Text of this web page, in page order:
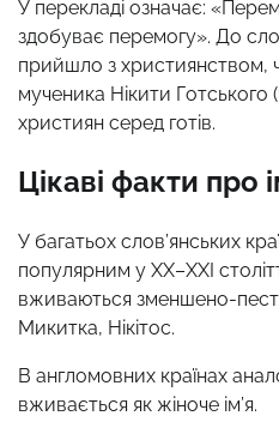
У перекладі означає:
здобуває перемогу». До
прийшло з християнством,
мученика Нікити Готського
християн серед готів.
Цікаві факти про
У багатьох слов’янських
популярним у ХХ–ХХІ
вживаються зменшено-
Микитка, Нікітос.
В англомовних країнах
вживається як жіноче ім’я.